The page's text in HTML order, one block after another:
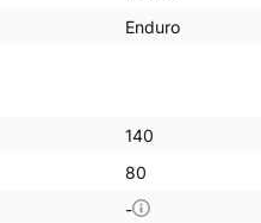
140
80
-
Enduro